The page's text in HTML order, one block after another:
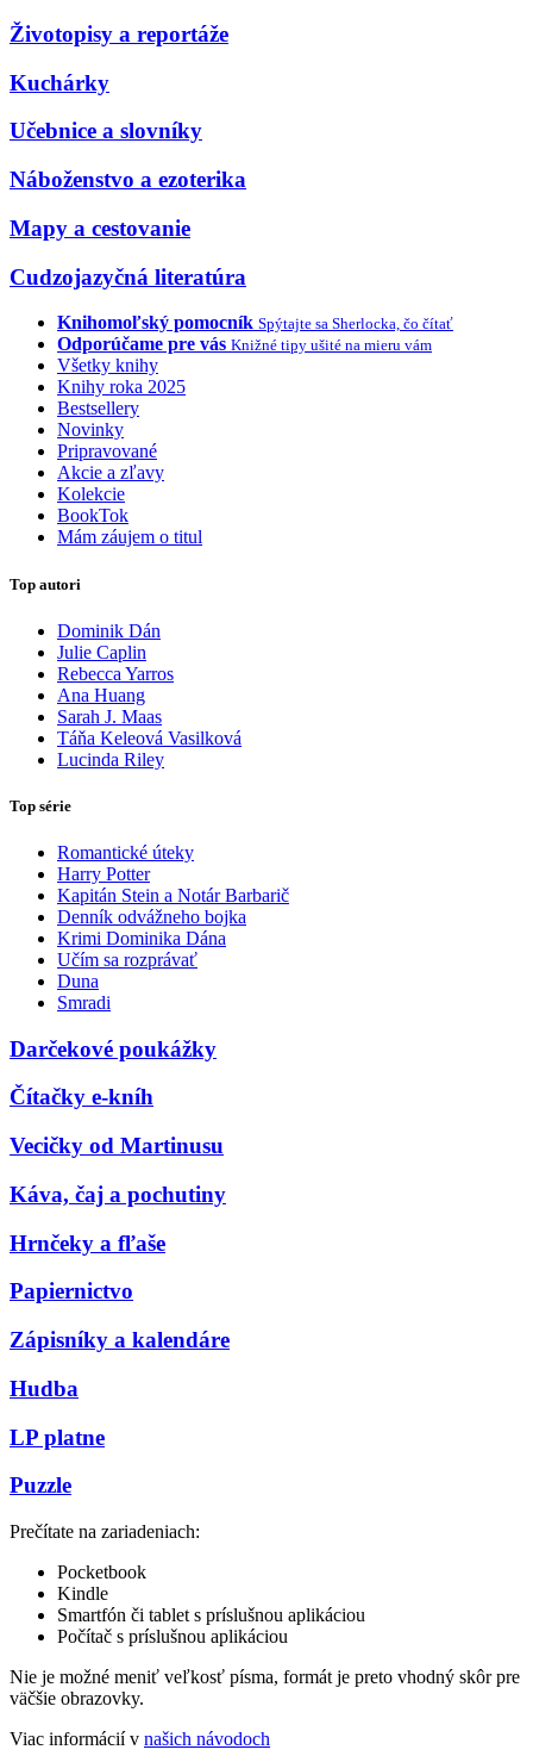
Životopisy a reportáže
Kuchárky
Učebnice a slovníky
Náboženstvo a ezoterika
Mapy a cestovanie
Cudzojazyčná literatúra
Knihomoľský pomocník Spýtajte sa Sherlocka, čo čítať
Odporúčame pre vás Knižné tipy ušité na mieru vám
Všetky knihy
Knihy roka 2025
Bestsellery
Novinky
Pripravované
Akcie a zľavy
Kolekcie
BookTok
Mám záujem o titul
Top autori
Dominik Dán
Julie Caplin
Rebecca Yarros
Ana Huang
Sarah J. Maas
Táňa Keleová Vasilková
Lucinda Riley
Top série
Romantické úteky
Harry Potter
Kapitán Stein a Notár Barbarič
Denník odvážneho bojka
Krimi Dominika Dána
Učím sa rozprávať
Duna
Smradi
Darčekové poukážky
Čítačky e-kníh
Vecičky od Martinusu
Káva, čaj a pochutiny
Hrnčeky a fľaše
Papiernictvo
Zápisníky a kalendáre
Hudba
LP platne
Puzzle
Prečítate na zariadeniach:
Pocketbook
Kindle
Smartfón či tablet s príslušnou aplikáciou
Počítač s príslušnou aplikáciou
Nie je možné meniť veľkosť písma, formát je preto vhodný skôr pre
väčšie obrazovky.
Viac informácií v našich návodoch